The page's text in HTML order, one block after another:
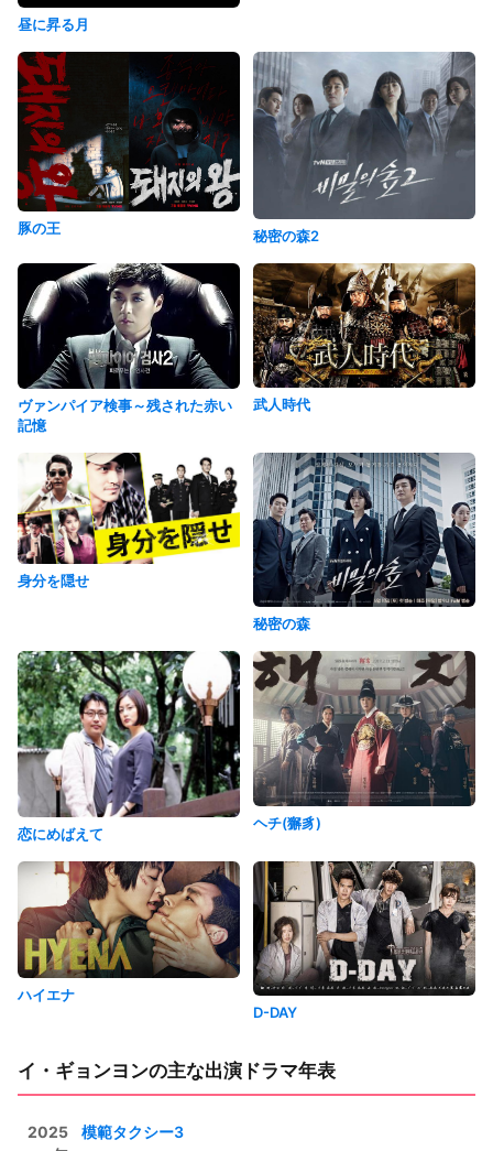
昼に昇る月
豚の王 秘密の森2
ヴァンパイア検事～残された赤い
記憶
武人時代
身分を隠せ
秘密の森
恋にめばえて
ヘチ(獬豸)
ハイエナ
D-DAY
イ・ギョンヨンの主な出演ドラマ年表
2025
模範タクシー3